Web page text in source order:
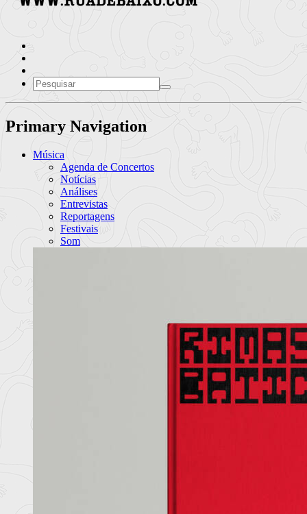
Primary Navigation
Música
Agenda de Concertos
Notícias
Análises
Entrevistas
Reportagens
Festivais
Som